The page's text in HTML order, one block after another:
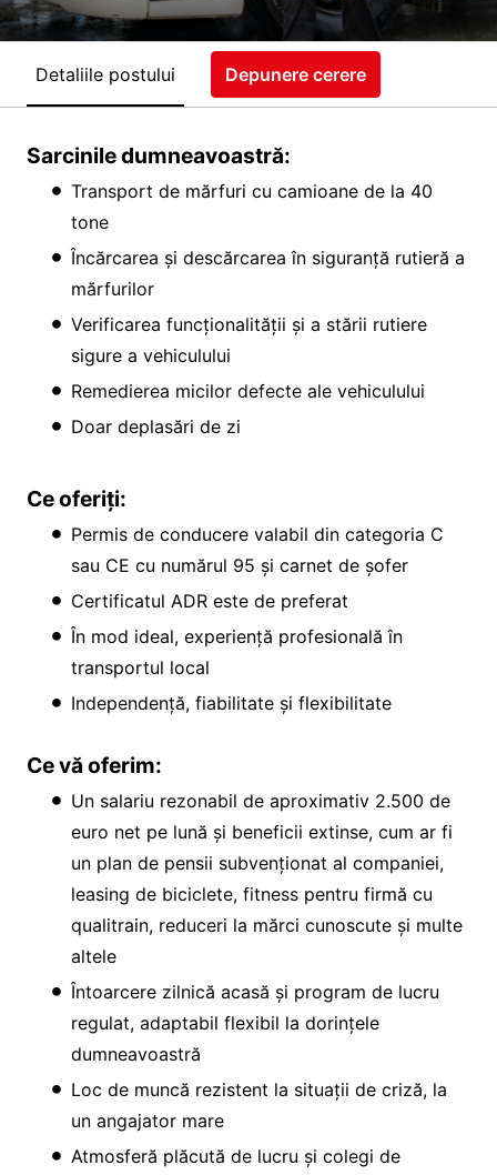
Detaliile postului Depunere cerere
Sarcinile dumneavoastră:
Transport de mărfuri cu camioane de la 40
tone
Încărcarea și descărcarea în siguranță rutieră a
mărfurilor
Verificarea funcționalității și a stării rutiere
sigure a vehiculului
Remedierea micilor defecte ale vehiculului
Doar deplasări de zi
Ce oferiți:
Permis de conducere valabil din categoria C
sau CE cu numărul 95 și carnet de șofer
Certificatul ADR este de preferat
În mod ideal, experiență profesională în
transportul local
Independență, fiabilitate și flexibilitate
Ce vă oferim:
Un salariu rezonabil de aproximativ 2.500 de
euro net pe lună și beneficii extinse, cum ar fi
un plan de pensii subvenționat al companiei,
leasing de biciclete, fitness pentru firmă cu
qualitrain, reduceri la mărci cunoscute și multe
altele
Întoarcere zilnică acasă și program de lucru
regulat, adaptabil flexibil la dorințele
dumneavoastră
Loc de muncă rezistent la situații de criză, la
un angajator mare
Atmosferă plăcută de lucru și colegi de